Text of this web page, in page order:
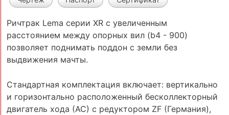
Ричтрак Lema серии XR с увеличенным
расстоянием между опорных вил (b4 - 900)
позволяет поднимать поддон с земли без
выдвижения мачты.
Стандартная комплектация включает: вертикально
и горизонтально расположенный бесколлекторный
двигатель хода (АС) с редуктором ZF (Германия),